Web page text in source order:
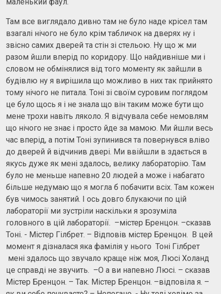
Там все виглядало дивно там не було наде крісел там
взагалі нічого не було крім табличок на дверях ну і
звісно самих дверей та стін зі стельою. Ну що ж ми
разом йшли вперід по коридору. Що найдивніше ми і
словом не обмінялися від того моменту як зайшли в
будівлю ну я вирішила що можливо в них так прийнято
тому нічого не питала. Тоні зі своїм суровим поглядом
це було щось я і не знала що він таким може бути що
мене трохи навіть ляколо. Я відчувала себе немовлям
що нічого не знає і просто йде за мамою. Ми йшли весь
час вперід, а потім Тоні зупинився та повернувся вліво
до дверей й відчинив двері. Ми ввійшли в здається в
якусь дуже як мені здалось, велику лабораторію. Там
було не меньше напевно 20 людей а може і набагато
більше недумаю що я могла б побачити всіх. Там кожен
був чимось занятий. І ось довго блукаючи по цій
лабораторії ми зустріли наскільки я зрозуміла
головного в цій лабораторії. –містер Бренцон. –сказав
Тоні. - Містер Гілбрет. – Відповів містер Бренцон. В цей
момент я дізналася яка фамілія у нього Тоні Гілбрет
мені здалось що звучало краще ніж моя, Люсі Холанд
це справді не звучить. –О а ви напевно Люсі. – сказав
Містер Бренцон. – Так. Містер Бренцон. –відповіла я. –